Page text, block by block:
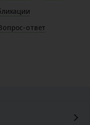
ответ